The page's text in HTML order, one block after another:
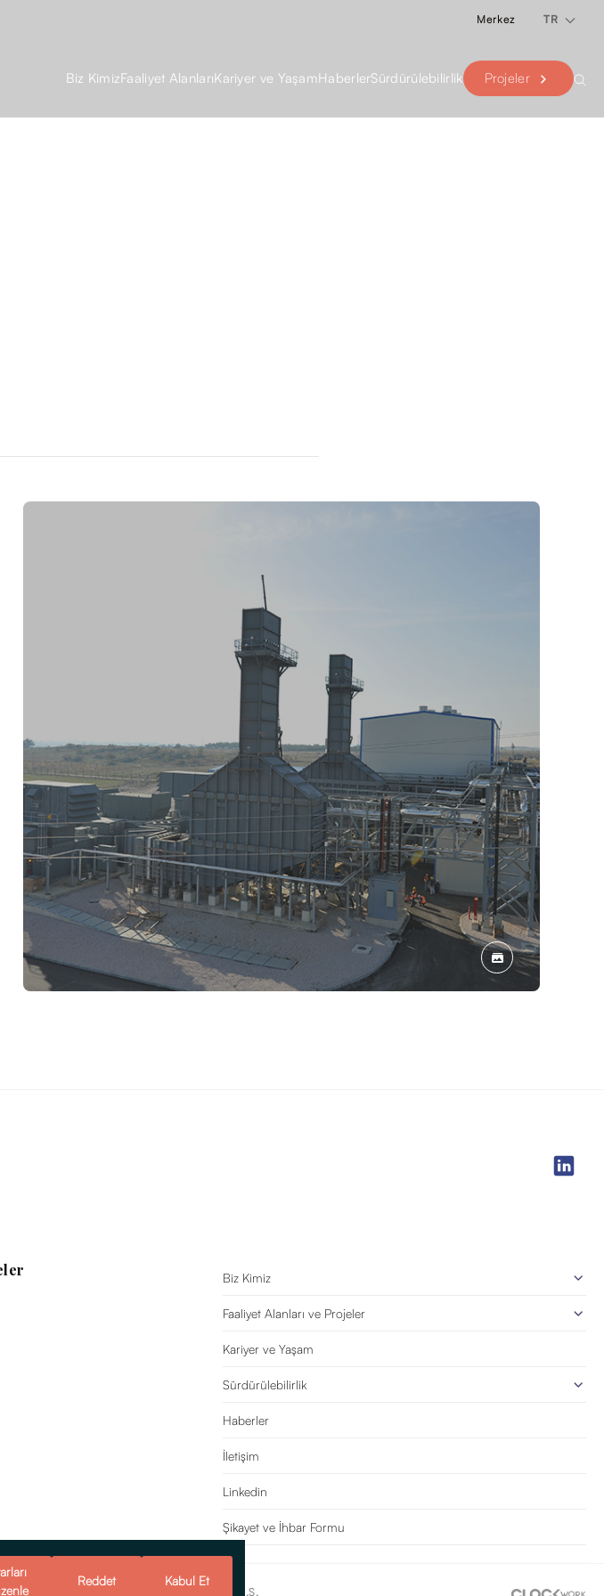
Reddet Kabul Et
Merkez TR
Biz KimizFaaliyet AlanlarıKariyer ve YaşamHaberlerSürdürülebilirlik Projeler
Biz Kimiz
Faaliyet Alanları ve Projeler
Kariyer ve Yaşam
Sürdürülebilirlik
Haberler
İletişim
Linkedin
Şikayet ve İhbar Formu
© 2026 Alsim Alarko Sanayi Tesisleri ve Tic. A.Ş.